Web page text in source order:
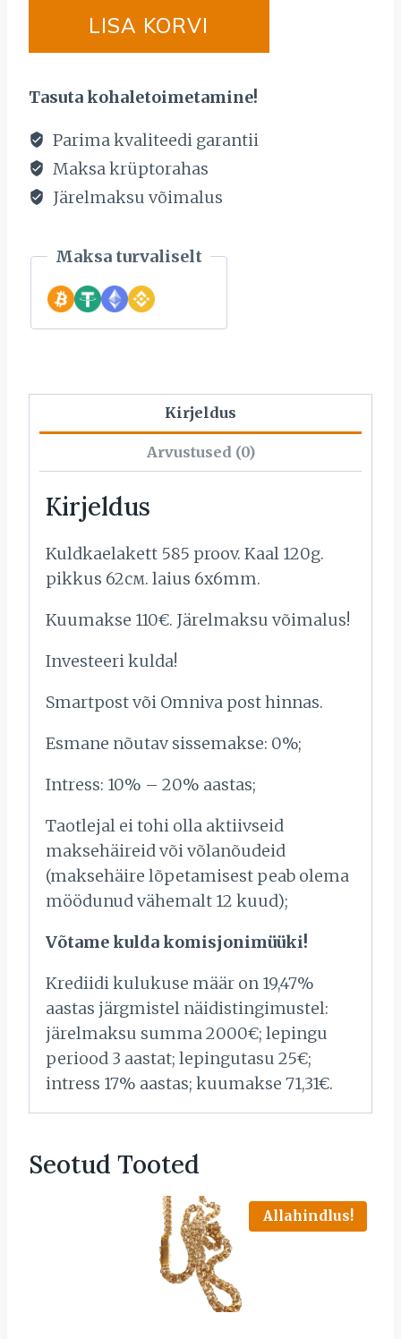
kogus
LISA KORVI
Tasuta kohaletoimetamine!
Parima kvaliteedi garantii
Maksa krüptorahas
Järelmaksu võimalus
Maksa turvaliselt
Kirjeldus
Arvustused (0)
Kirjeldus
Kuldkaelakett 585 proov. Kaal 120g.
pikkus 62см. laius 6x6mm.
Kuumakse 110€. Järelmaksu võimalus!
Investeeri kulda!
Smartpost või Omniva post hinnas.
Esmane nõutav sissemakse: 0%;
Intress: 10% – 20% aastas;
Taotlejal ei tohi olla aktiivseid
maksehäireid või võlanõudeid
(maksehäire lõpetamisest peab olema
möödunud vähemalt 12 kuud);
Võtame kulda komisjonimüüki!
Krediidi kulukuse määr on 19,47%
aastas järgmistel näidistingimustel:
järelmaksu summa 2000€; lepingu
periood 3 aastat; lepingutasu 25€;
intress 17% aastas; kuumakse 71,31€.
Seotud Tooted
Allahindlus!